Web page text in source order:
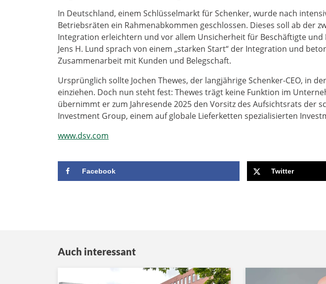
In Deutschland, einem Schlüsselmarkt für Schenker, wurde nach
Betriebsräten ein Rahmenabkommen geschlossen. Dieses soll ab der
Integration erleichtern und vor allem Unsicherheit für Beschäftigte und
Jens H. Lund sprach von einem „starken Start“ der Integration und
Zusammenarbeit mit Kunden und Belegschaft.
Ursprünglich sollte Jochen Thewes, der langjährige Schenker-CEO, in
einziehen. Doch nun steht fest: Thewes trägt keine Funktion im
übernimmt er zum Jahresende 2025 den Vorsitz des Aufsichtsrats der
Investment Group, einem auf globale Lieferketten spezialisierten
www.dsv.com
Facebook Twitter
Auch interessant